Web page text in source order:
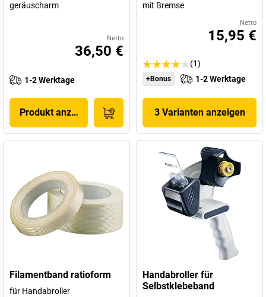
geräuscharm
Netto
36,50 €
1-2 Werktage
Produkt anzeigen
mit Bremse
Netto
15,95 €
(1)
+Bonus 1-2 Werktage
3 Varianten anzeigen
Filamentband ratioform
für Handabroller
Handabroller für
Selbstklebeband